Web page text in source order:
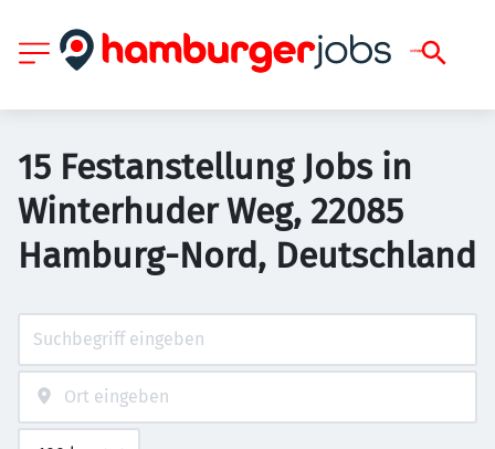
15 Festanstellung Jobs in
Winterhuder Weg, 22085
Hamburg-Nord, Deutschland